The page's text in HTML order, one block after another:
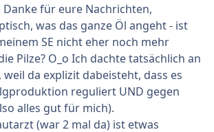
Danke für eure Nachrichten,
was das ganze Öl angeht - ist
SE nicht eher noch mehr
Pilze? O_o Ich dachte tatsächlich an
da explizit dabeisteht, dass es
reguliert UND gegen
alles gut für mich).
(war 2 mal da) ist etwas